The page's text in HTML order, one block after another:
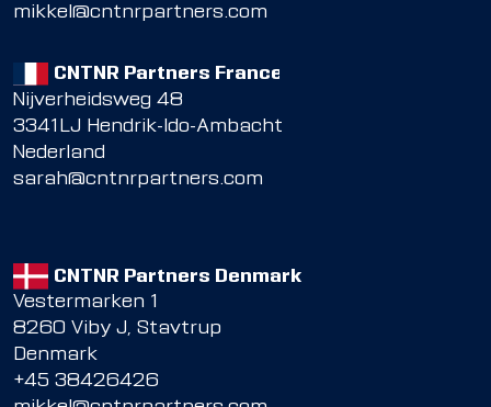
mikkel@cntnrpartners.com
CNTNR Partners France
Nijverheidsweg 48
3341LJ Hendrik-Ido-Ambacht
Nederland
sarah@cntnrpartners.com
CNTNR Partners Denmark
Vestermarken 1
8260 Viby J, Stavtrup
Denmark
+45 38426426